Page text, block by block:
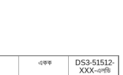
একক
DS3-51512-
XXX-এলডি